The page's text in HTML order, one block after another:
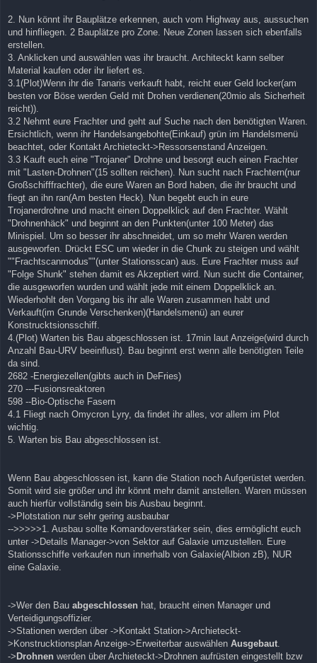
2. Nun könnt ihr Bauplätze erkennen, auch vom Highway aus, aussuchen
und hinfliegen. 2 Bauplätze pro Zone. Neue Zonen lassen sich ebenfalls
erstellen.
3. Anklicken und auswählen was ihr braucht. Architeckt kann selber
Material kaufen oder ihr liefert es.
3.1(Plot)Wenn ihr die Tanaris verkauft habt, reicht euer Geld locker(am
besten vor Böse werden Geld mit Drohen verdienen(20mio als Sicherheit
reicht)).
3.2 Nehmt eure Frachter und geht auf Suche nach den benötigten Waren.
Ersichtlich, wenn ihr Handelsangebohte(Einkauf) grün im Handelsmenü
beachtet, oder Kontakt Archieteckt->Ressorsenstand Anzeigen.
3.3 Kauft euch eine "Trojaner" Drohne und besorgt euch einen Frachter
mit "Lasten-Drohnen"(15 sollten reichen). Nun sucht nach Frachtern(nur
Großschifffrachter), die eure Waren an Bord haben, die ihr braucht und
fiegt an ihn ran(Am besten Heck). Nun begebt euch in eure
Trojanerdrohne und macht einen Doppelklick auf den Frachter. Wählt
"Drohnenhäck" und beginnt an den Punkten(unter 100 Meter) das
Minispiel. Um so besser ihr abschneidet, um so mehr Waren werden
ausgeworfen. Drückt ESC um wieder in die Chunk zu steigen und wählt
""Frachtscanmodus""(unter Stationsscan) aus. Eure Frachter muss auf
"Folge Shunk" stehen damit es Akzeptiert wird. Nun sucht die Container,
die ausgeworfen wurden und wählt jede mit einem Doppelklick an.
Wiederhohlt den Vorgang bis ihr alle Waren zusammen habt und
Verkauft(im Grunde Verschenken)(Handelsmenü) an eurer
Konstrucktsionsschiff.
4.(Plot) Warten bis Bau abgeschlossen ist. 17min laut Anzeige(wird durch
Anzahl Bau-URV beeinflust). Bau beginnt erst wenn alle benötigten Teile
da sind.
2682 -Energiezellen(gibts auch in DeFries)
270 ---Fusionsreaktoren
598 --Bio-Optische Fasern
4.1 Fliegt nach Omycron Lyry, da findet ihr alles, vor allem im Plot
wichtig.
5. Warten bis Bau abgeschlossen ist.
Wenn Bau abgeschlossen ist, kann die Station noch Aufgerüstet werden.
Somit wird sie größer und ihr könnt mehr damit anstellen. Waren müssen
auch hierfür vollständig sein bis Ausbau beginnt.
->Plotstation nur sehr gering ausbaubar
-->>>>>1. Ausbau sollte Komandoverstärker sein, dies ermöglicht euch
unter ->Details Manager->von Sektor auf Galaxie umzustellen. Eure
Stationsschiffe verkaufen nun innerhalb von Galaxie(Albion zB), NUR
eine Galaxie.
->Wer den Bau abgeschlossen hat, braucht einen Manager und
Verteidigungsoffizier.
->Stationen werden über ->Kontakt Station->Archieteckt-
>Konstrucktionsplan Anzeige->Erweiterbar auswählen Ausgebaut.
-> Drohnen werden über Archieteckt->Drohnen aufrüsten eingestellt bzw